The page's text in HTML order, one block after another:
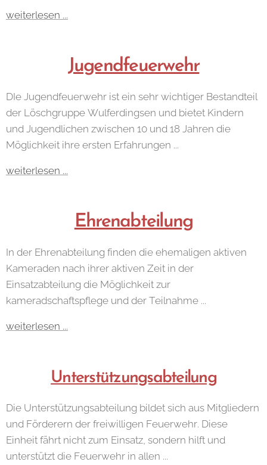
weiterlesen ...
Jugendfeuerwehr
DIe Jugendfeuerwehr ist ein sehr wichtiger Bestandteil
der Löschgruppe Wulferdingsen und bietet Kindern
und Jugendlichen zwischen 10 und 18 Jahren die
Möglichkeit ihre ersten Erfahrungen ...
weiterlesen ...
Ehrenabteilung
In der Ehrenabteilung finden die ehemaligen aktiven
Kameraden nach ihrer aktiven Zeit in der
Einsatzabteilung die Möglichkeit zur
kameradschaftspflege und der Teilnahme ...
weiterlesen ...
Unterstützungsabteilung
Die Unterstützungsabteilung bildet sich aus Mitgliedern
und Förderern der freiwilligen Feuerwehr. Diese
Einheit fährt nicht zum Einsatz, sondern hilft und
unterstützt die Feuerwehr in allen ...